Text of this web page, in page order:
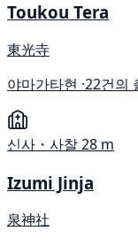
Toukou Tera
東光寺
야마가타현 ·22건의
신사・사찰28 m
Izumi Jinja
泉神社